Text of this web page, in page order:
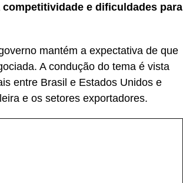
e dificuldades para
mantém a expectativa de que
A condução do tema é vista
entre Brasil e Estados Unidos e
e os setores exportadores.